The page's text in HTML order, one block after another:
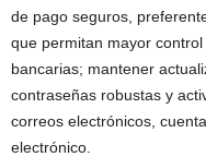
de pago seguros,
que permitan mayor
bancarias; mantener
contraseñas robustas y
correos electrónicos,
electrónico.